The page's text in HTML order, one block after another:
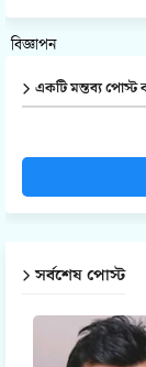
বিজ্ঞাপন
একটি মন্তব্য
সর্বশেষ পোস্ট